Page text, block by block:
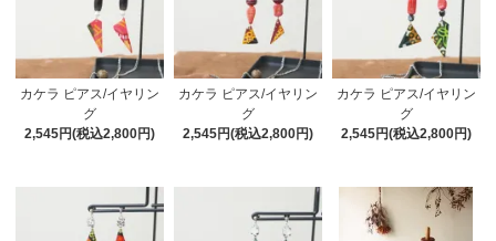
カケラ ピアス/イヤリン
グ
2,545円(税込2,800円)
カケラ ピアス/イヤリン
グ
2,545円(税込2,800円)
カケラ ピアス/イヤリン
グ
2,545円(税込2,800円)